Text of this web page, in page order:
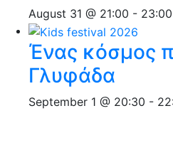
August 31 @ 21:00 - 23:00
Ένας κόσμος
Γλυφάδα
September 1 @ 20:30 -